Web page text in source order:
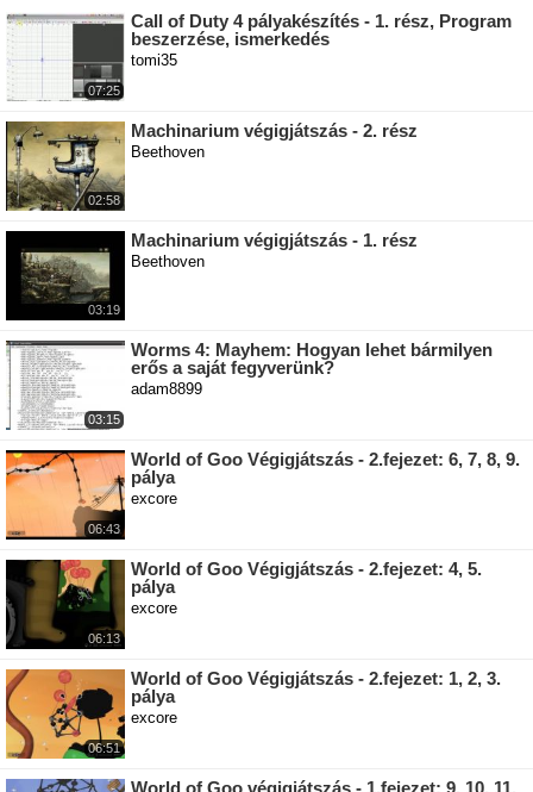
07:25
Call of Duty 4 pályakészítés - 1. rész, Program
beszerzése, ismerkedés
tomi35
02:58
Machinarium végigjátszás - 2. rész
Beethoven
03:19
Machinarium végigjátszás - 1. rész
Beethoven
03:15
Worms 4: Mayhem: Hogyan lehet bármilyen
erős a saját fegyverünk?
adam8899
06:43
World of Goo Végigjátszás - 2.fejezet: 6, 7, 8, 9.
pálya
excore
06:13
World of Goo Végigjátszás - 2.fejezet: 4, 5.
pálya
excore
06:51
World of Goo Végigjátszás - 2.fejezet: 1, 2, 3.
pálya
excore